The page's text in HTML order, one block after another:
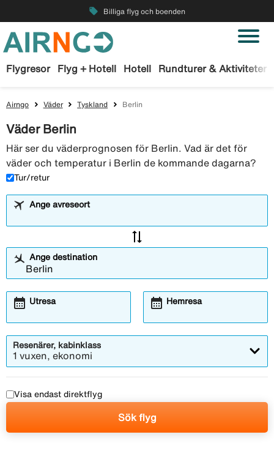
local_offer Billiga flyg och boenden
Flygresor Flyg + Hotell Hotell Rundturer & Aktiviteter
Airngo Väder Tyskland Berlin
Väder Berlin
Här ser du väderprognosen för Berlin. Vad är det för
väder och temperatur i Berlin de kommande dagarna?
Tur/retur
Ange avreseort
sync_alt
Ange destination
Utresa
calendar_month Hemresa
calendar_month
Resenärer, kabinklass
1 vuxen, ekonomi
Visa endast direktflyg
Sök flyg